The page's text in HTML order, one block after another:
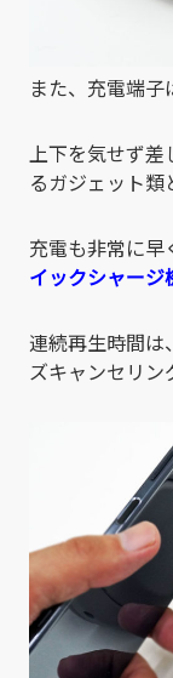
また、充電端子
上下を気せず差
るガジェット類
充電も非常に早
イックシャージ
連続再生時間は
ズキャンセリン